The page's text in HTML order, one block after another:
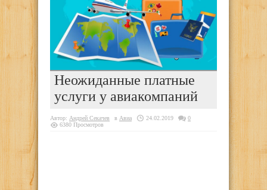
Неожиданные платные
услуги у авиакомпаний
Автор: Андрей Секачев в Авиа 24.02.2019
0
6380 Просмотров